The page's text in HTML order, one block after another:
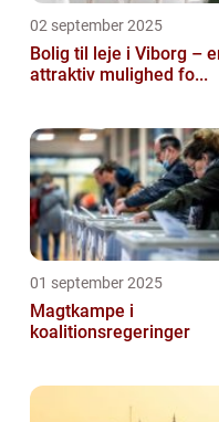
02 september 2025
Bolig til leje i Viborg –
attraktiv mulighed fo...
01 september 2025
Magtkampe i
koalitionsregeringer